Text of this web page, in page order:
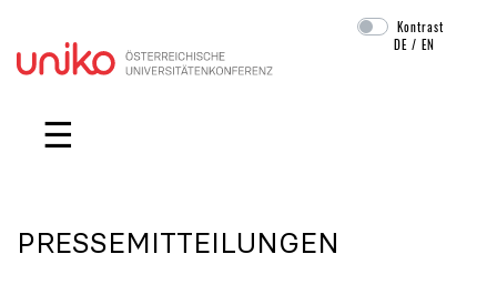
Navigation überspringen
Kontrast
DE /EN
☰
PRESSEMITTEILUNGEN